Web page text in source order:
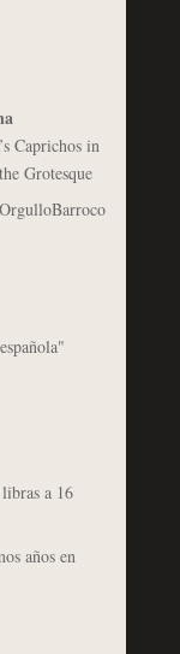
Caprichos in
Grotesque
a 16
años en